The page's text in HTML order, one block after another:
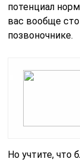
потенциал
вас вообще
позвоночнике.
Но учтите, что